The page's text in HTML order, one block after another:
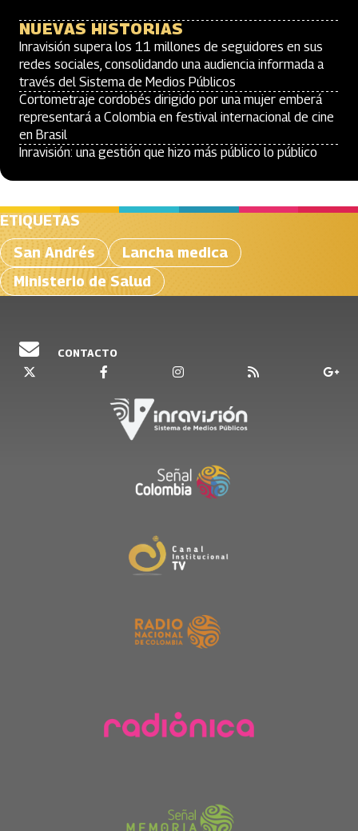
NUEVAS HISTORIAS
Inravisión supera los 11 millones de seguidores en sus
redes sociales, consolidando una audiencia informada a
través del Sistema de Medios Públicos
Cortometraje cordobés dirigido por una mujer emberá
representará a Colombia en festival internacional de cine
en Brasil
Inravisión: una gestión que hizo más público lo público
ETIQUETAS
San Andrés
Lancha medica
Ministerio de Salud
CONTACTO